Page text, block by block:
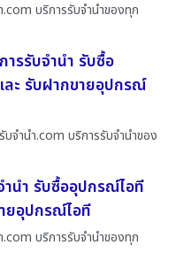
บริการรับจำนำของทุก
รรับจำนำ รับซื้อ
ะ รับฝากขายอุปกรณ์
จํานํา.com บริการรับจำนำของ
นำ รับซื้ออุปกรณ์ไอที
ยอุปกรณ์ไอที
บริการรับจำนำของทุก